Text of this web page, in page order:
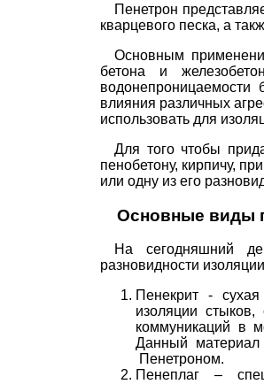
Пенетрон
кварцевого песка, а
Основным
бетона и
водонепроницаемости
влияния различных
использовать для
Для того чтобы
пенобетону, кирпичу,
или одну из его
Основные виды
На сегодняшний
разновидности
Пенекрит - сухая
изоляции
коммуникаций в
Данный материал
Пенетроном.
Пенеплаг –